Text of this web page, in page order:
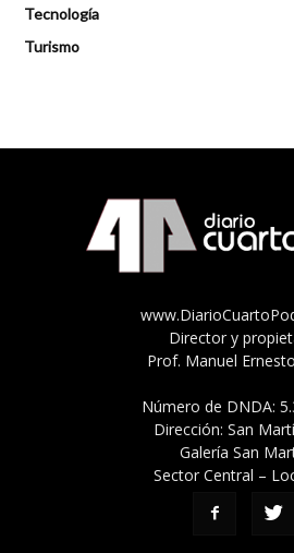
Tecnología
Turismo
Director y
Prof. Manuel
Número de DNDA:
Dirección: San
Galería San
Sector Central –